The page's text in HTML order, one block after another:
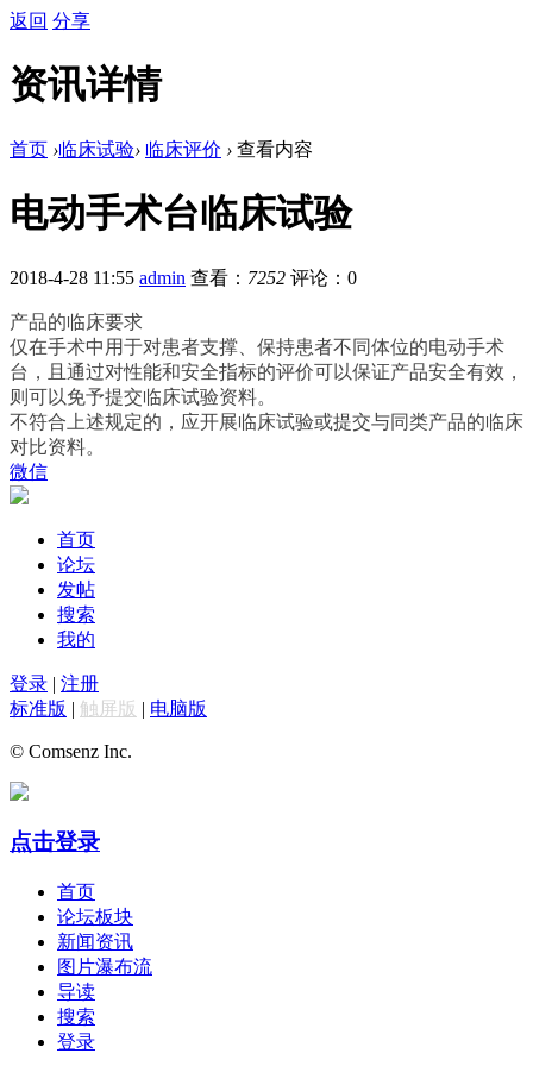
返回 分享
资讯详情
首页 ›临床试验› 临床评价 › 查看内容
电动手术台临床试验
2018-4-28 11:55 admin 查看： 7252 评论：0
产品的临床要求
仅在手术中用于对患者支撑、保持患者不同体位的电动手术
台，且通过对性能和安全指标的评价可以保证产品安全有效，
则可以免予提交临床试验资料。
不符合上述规定的，应开展临床试验或提交与同类产品的临床
对比资料。
微信
首页
论坛
发帖
搜索
我的
登录 | 注册
标准版 | 触屏版 | 电脑版
© Comsenz Inc.
点击登录
首页
论坛板块
新闻资讯
图片瀑布流
导读
搜索
登录